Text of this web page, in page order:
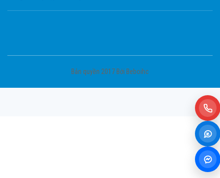
Bản quyền 2017 Bới Beboihc